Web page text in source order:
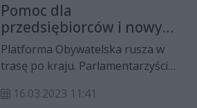
Pomoc dla
przedsiębiorców i nowy
program mieszkaniowy.
Platforma Obywatelska
rusza z kampanią
wyborczą
Platforma Obywatelska rusza w
trasę po kraju. Parlamentarzyści
nowego programu
16.03.2023 11:41